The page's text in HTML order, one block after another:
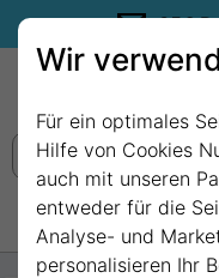
35€
Wir
Für ein optimales
Hilfe von Cookies
auch mit unseren
entweder für die
Analyse- und
personalisieren Ihr